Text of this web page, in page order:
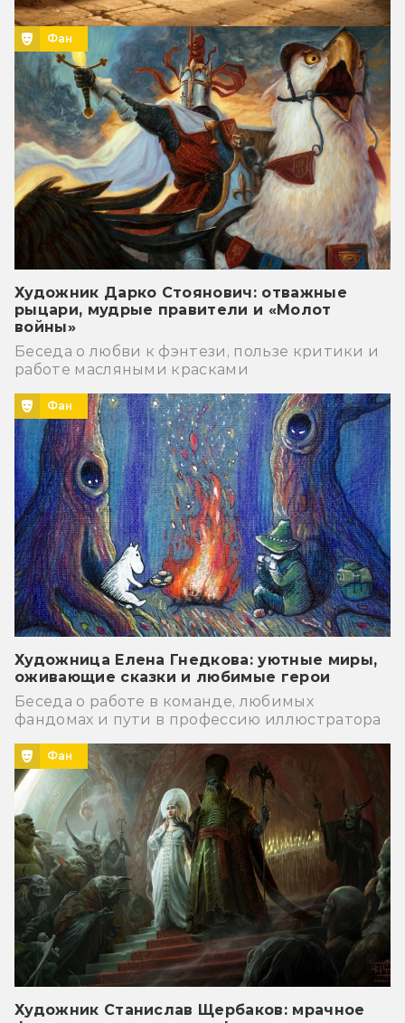
Фан
Художник Дарко Стоянович: отважные
рыцари, мудрые правители и «Молот
войны»
Беседа о любви к фэнтези, пользе критики и
работе масляными красками
Фан
Художница Елена Гнедкова: уютные миры,
оживающие сказки и любимые герои
Беседа о работе в команде, любимых
фандомах и пути в профессию иллюстратора
Фан
Художник Станислав Щербаков: мрачное